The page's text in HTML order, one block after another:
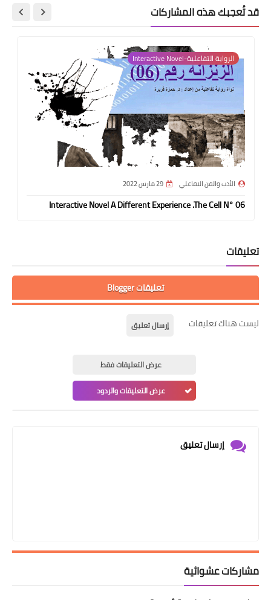
قد تُعجبك هذه المشاركات
الرواية التفاعلية-Interactive Novel
الأدب والفن التفاعلي 29 مارس 2022
Interactive Novel A Different Experience .The Cell N° 06
تعليقات
تعليقات Blogger
ليست هناك تعليقات إرسال تعليق
عرض التعليقات فقط
عرض التعليقات والردود
إرسال تعليق
مشاركات عشوائية